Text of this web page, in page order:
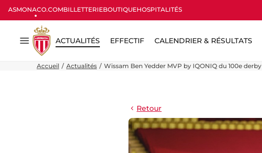
ASMONACO.COMBILLETTERIEBOUTIQUEHOSPITALITÉS
Menu
ACTUALITÉS EFFECTIF CALENDRIER & RÉSULTATS
Accueil Actualités Wissam Ben Yedder MVP by IQONIQ du 100e derby
Retour